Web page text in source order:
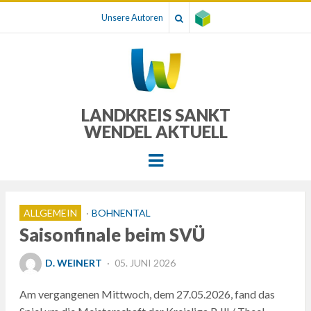
Unsere Autoren
LANDKREIS SANKT
WENDEL AKTUELL
Menu
ALLGEMEIN BOHNENTAL
Saisonfinale beim SVÜ
D. WEINERT
POSTED
05. JUNI 2026
Am vergangenen Mittwoch, dem 27.05.2026, fand das